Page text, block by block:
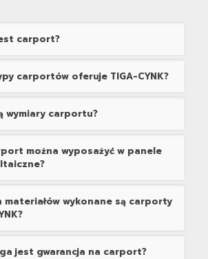
carport?
carportów oferuje TIGA-CYNK?
wymiary carportu?
można wyposażyć w panele
materiałów wykonane są carporty
jest gwarancja na carport?